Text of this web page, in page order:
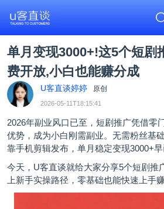
单月变现3000+!这5个短剧
费开放,小白也能赚分成
U客直谈婷婷 原创
2026-05-11T18:15:41
2026年副业风口已至，短剧推广凭借零
优势，成为小白刚需副业。无需粉丝基
靠手机剪辑发布，单月稳定变现3000+早
今天， U客直谈就给大家分享5个短剧推
上新手实操路径，零基础也能快速上手赚